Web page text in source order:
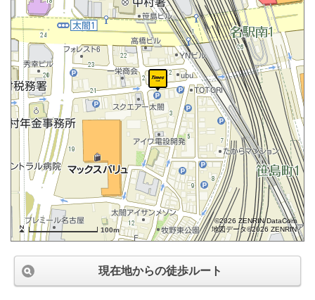
100m
©2026 ZENRIN DataCom
地図データ©2026 ZENRIN
現在地からの徒歩ルート